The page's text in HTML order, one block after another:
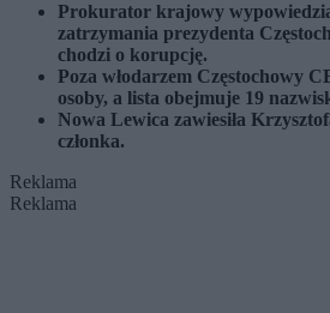
Prokurator krajowy
zatrzymania prezydenta
chodzi o korupcję.
Poza włodarzem Częstochowy
osoby, a lista obejmuje 19
Nowa Lewica zawiesiła
członka.
Reklama
Reklama